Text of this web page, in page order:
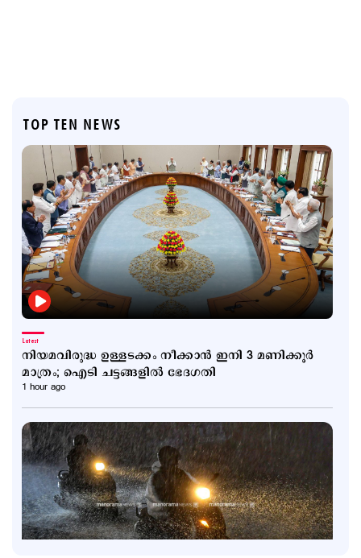
TOP TEN NEWS
Latest
നിയമവിരുദ്ധ ഉള്ളടക്കം നീക്കാൻ ഇനി 3 മണിക്കൂർ
മാത്രം; ഐടി ചട്ടങ്ങളിൽ ഭേദഗതി
1 hour ago